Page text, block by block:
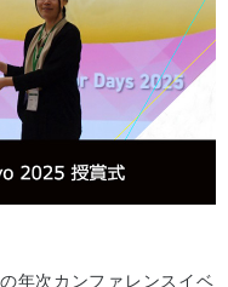
年次カンファレンスイベ